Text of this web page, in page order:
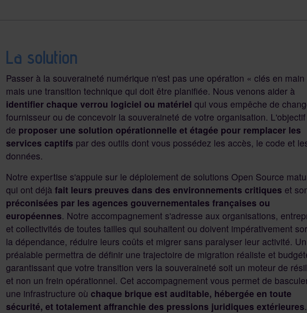
La solution
Passer à la souveraineté numérique n'est pas une opération « clés en main
mais une transition technique qui doit être planifiée. Nous venons aider à
identifier chaque verrou logiciel ou matériel qui vous empêche de
fournisseur ou de concevoir la souveraineté de votre organisation.
de proposer une solution opérationnelle et étagée pour remplacer les
services captifs par des outils dont vous possédez les accès, le code et
données.
Notre expertise s'appuie sur le déploiement de solutions Open Source
qui ont déjà fait leurs preuves dans des environnements critiques et
préconisées par les agences gouvernementales françaises ou
européennes. Notre accompagnement s'adresse aux organisations,
et collectivités de toutes tailles qui souhaitent ou doivent impérativement
la dépendance, réduire leurs coûts et migrer sans paralyser leur activité.
préalable permettra de définir une trajectoire de migration réaliste et
garantissant que votre transition vers la souveraineté soit un moteur de
et non un frein opérationnel. Cet accompagnement vous permet de
une infrastructure où chaque brique est auditable, hébergée en toute
sécurité, et totalement affranchie des pressions juridiques extérieures.